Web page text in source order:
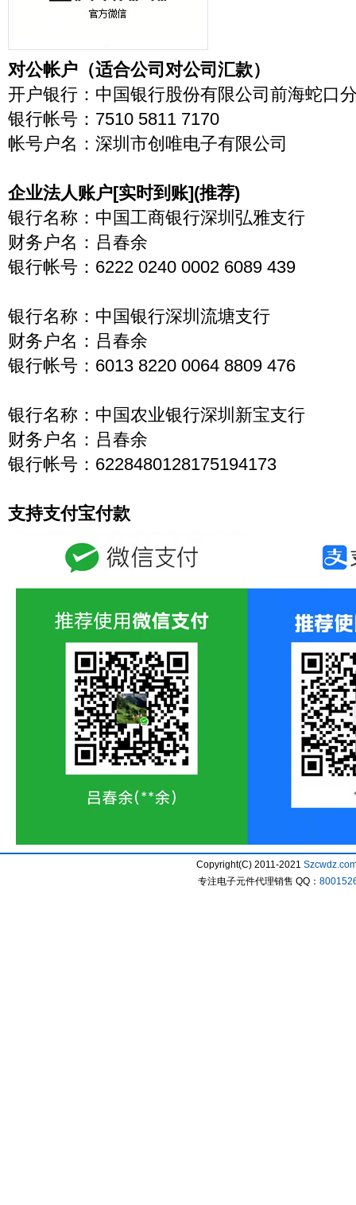
对公帐户（适合公司对公司汇款）
开户银行：中国银行股份有限公司前海蛇口
银行帐号：7510 5811 7170
帐号户名：深圳市创唯电子有限公司
企业法人账户[实时到账](推荐)
银行名称：中国工商银行深圳弘雅支行
财务户名：吕春余
银行帐号：6222 0240 0002 6089 439
银行名称：中国银行深圳流塘支行
财务户名：吕春余
银行帐号：6013 8220 0064 8809 476
银行名称：中国农业银行深圳新宝支行
财务户名：吕春余
银行帐号：6228480128175194173
支持支付宝付款
Copyright(C) 2011-2021
专注电子元件代理销售 QQ：